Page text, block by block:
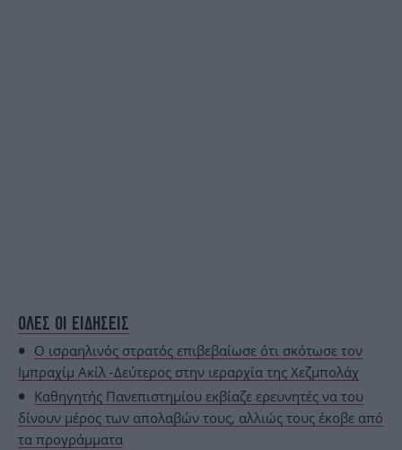
ΟΛΕΣ ΟΙ ΕΙΔΗΣΕΙΣ
Ο ισραηλινός στρατός επιβεβαίωσε ότι σκότωσε τον
Ιμπραχίμ Ακίλ -Δεύτερος στην ιεραρχία της Χεζμπολάχ
Καθηγητής Πανεπιστημίου εκβίαζε ερευνητές να του
δίνουν μέρος των απολαβών τους, αλλιώς τους έκοβε από
τα προγράμματα